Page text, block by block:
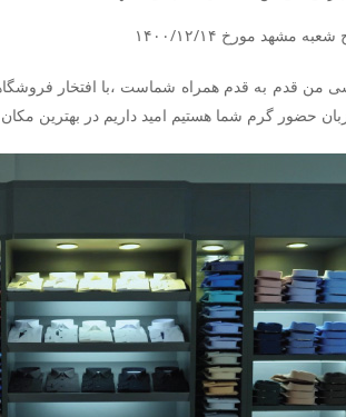
شعبه مشهد مورخ ۱۴۰۰/۱۲/۱۴
من قدم به قدم همراه شماست ،با افتخار
حضور گرم شما هستیم امید داریم در بهترین مکان